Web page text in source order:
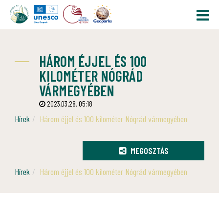
HÁROM ÉJJEL ÉS 100
KILOMÉTER NÓGRÁD
VÁRMEGYÉBEN
2023.03.28. 05:18
Hírek Három éjjel és 100 kilométer Nógrád vármegyében
MEGOSZTÁS
Hírek
Három éjjel és 100 kilométer Nógrád vármegyében